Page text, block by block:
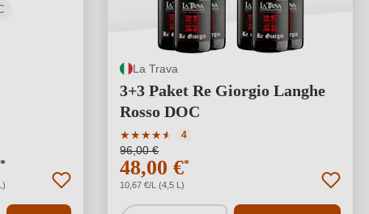
*
La Trava
3+3 Paket Re Giorgio Langhe
Rosso DOC
★★★★★
★
Durchschnittliche Bewertung von 4.25 von
4
96,00 €
48,00 €*
10,67 €/L (4,5 L)